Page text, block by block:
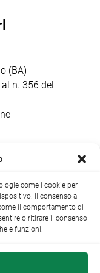
ha […]
(BA)
n. 356 del
Contatti|
come i cookie per
Il consenso a
il comportamento di
o ritirare il consenso
e funzioni.